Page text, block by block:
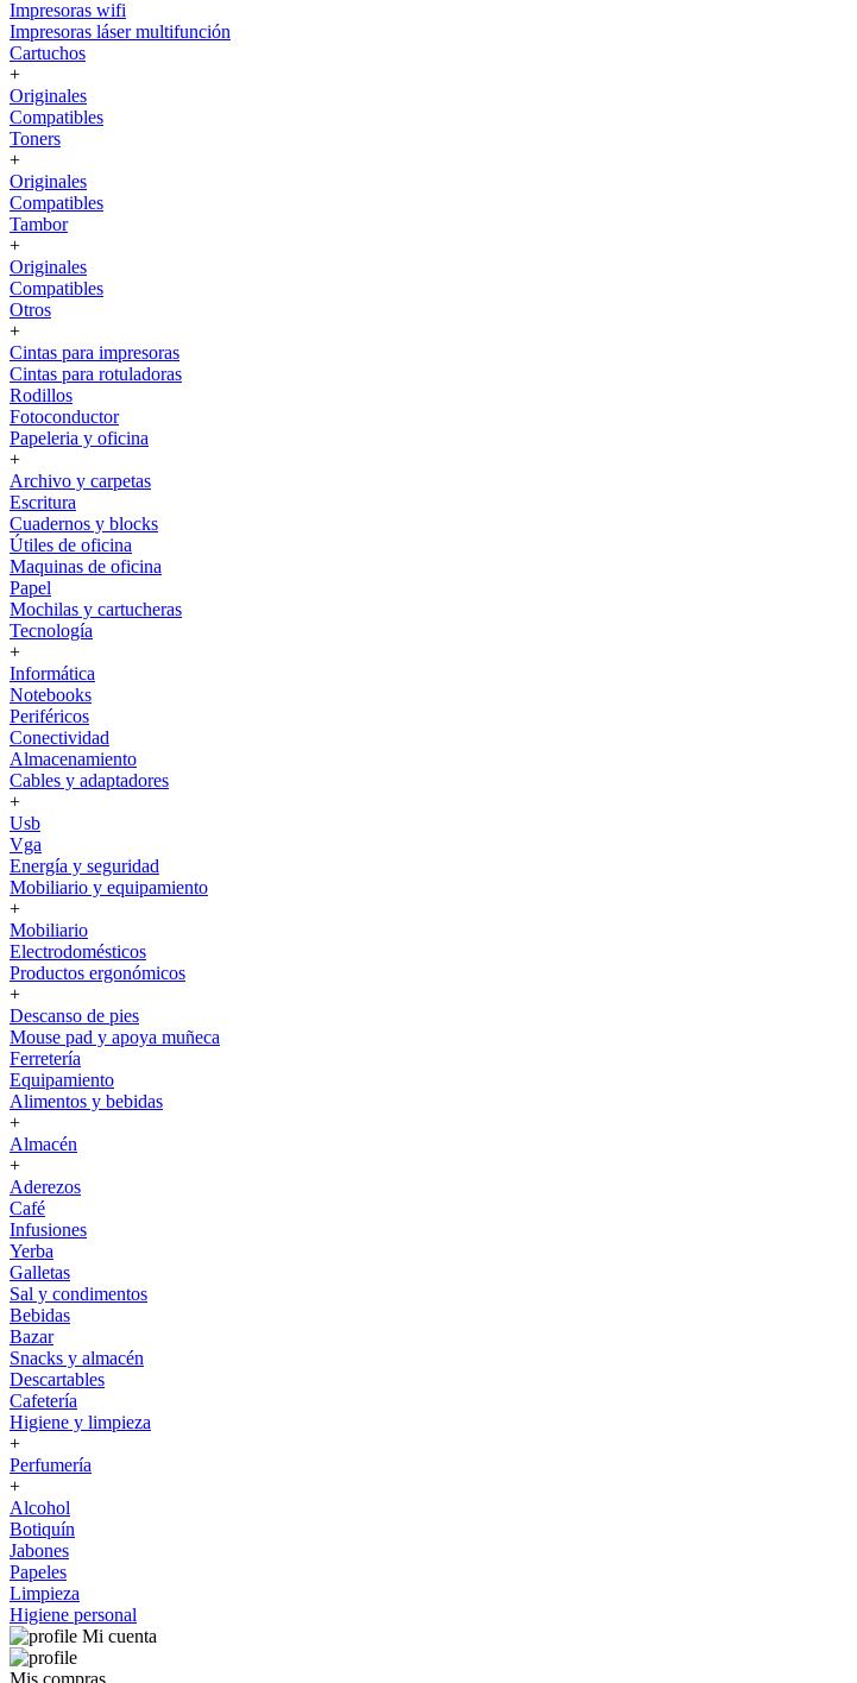
Impresoras wifi
Impresoras láser multifunción
Cartuchos
+
Originales
Compatibles
Toners
+
Originales
Compatibles
Tambor
+
Originales
Compatibles
Otros
+
Cintas para impresoras
Cintas para rotuladoras
Rodillos
Fotoconductor
Papeleria y oficina
+
Archivo y carpetas
Escritura
Cuadernos y blocks
Útiles de oficina
Maquinas de oficina
Papel
Mochilas y cartucheras
Tecnología
+
Informática
Notebooks
Periféricos
Conectividad
Almacenamiento
Cables y adaptadores
+
Usb
Vga
Energía y seguridad
Mobiliario y equipamiento
+
Mobiliario
Electrodomésticos
Productos ergonómicos
+
Descanso de pies
Mouse pad y apoya muñeca
Ferretería
Equipamiento
Alimentos y bebidas
+
Almacén
+
Aderezos
Café
Infusiones
Yerba
Galletas
Sal y condimentos
Bebidas
Bazar
Snacks y almacén
Descartables
Cafetería
Higiene y limpieza
+
Perfumería
+
Alcohol
Botiquín
Jabones
Papeles
Limpieza
Higiene personal
Mi cuenta
Mis compras